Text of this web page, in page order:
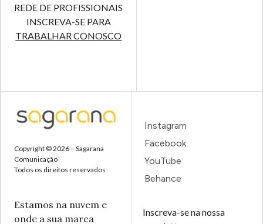
REDE DE PROFISSIONAIS
INSCREVA-SE PARA
TRABALHAR CONOSCO
Copyright © 2026 – Sagarana
Comunicação
Todos os direitos reservados
Estamos na nuvem e
onde a sua marca
Instagram
Facebook
YouTube
Behance
Inscreva-se na nossa